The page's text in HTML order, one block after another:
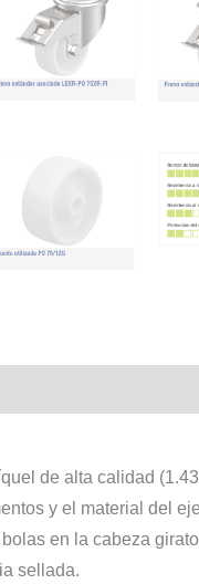
de alta calidad
y el material del
en la cabeza
sellada.